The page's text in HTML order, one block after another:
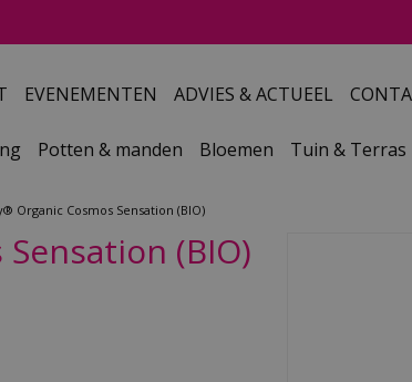
Organic Cosmos Sensation (BIO)
EVENEMENTEN ADVIES & ACTUEEL
Potten & manden Bloemen Tuin & Terras
(BIO)